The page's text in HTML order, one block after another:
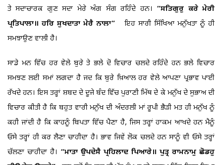
ਤੇ ਸਦਾਚਾਰਕ ਗੁਣ ਸਦਾ ਮੇਰੇ ਅੰਗ ਸੰਗ ਰਹਿੰਦੇ ਹਨ। “ਸਤਿਗੁਰੁ ਕਰੇ ਮੇਰੀ
ਪ੍ਰਤਿਪਾਲਾ॥ ਹਰਿ ਸੁਖਦਾਤਾ ਮੇਰੈ ਨਾਲਾ” ਇਹ ਸਾਰੀ ਸਿੱਖਿਆ ਮਨੁੱਖਤਾ ਨੂੰ ਹੀ
ਸਮਝਾਉਣ ਵਾਲੀ ਹੈ।
ਸਾਡੇ ਮਨ ਵਿੱਚ ਹਰ ਵੇਲੇ ਬੁਰੇ ਤੇ ਭਲੇ ਦੋ ਵਿਚਾਰ ਚਲਦੇ ਰਹਿੰਦੇ ਹਨ ਭਲੇ ਵਿਚਾਰ
ਸਮਝਣ ਲਈ ਸਮਾਂ ਲਗਦਾ ਹੈ ਜਦ ਕਿ ਬੁਰੇ ਖ਼ਿਆਲ ਹਰ ਵੇਲੇ ਆਪਣਾ ਪ੍ਰਭਾਵ ਪਾਈ
ਰੱਖਦੇ ਹਨ। ਇਸ ਤਰ੍ਹਾਂ ਸ਼ਬਦ ਦੇ ਦੂਜੇ ਬੰਦ ਵਿੱਚ ਪੁਰਾਣੀ ਮਿੱਥ ਦੇ ਕੇ ਮਨੁੱਖ ਦੇ ਸੁਭਾਅ ਦੀ
ਵਿਚਾਰ ਕੀਤੀ ਹੈ ਕਿ ਬਹੁਤ ਵਾਰੀ ਮਨੁੱਖ ਦੀ ਅੰਦਰਲੀ ਮਾਂ ਰੂਪੀ ਭੈੜੀ ਮਤ ਹੀ ਮਨੁੱਖ ਨੂੰ
ਕਹੀ ਜਾਂਦੀ ਹੈ ਕਿ ਕਾਹਨੂੰ ਬਿਪਤਾ ਵਿੱਚ ਪੈਣਾ ਹੈ, ਜਿਸ ਤਰ੍ਹਾਂ ਹਾਕਮ ਆਖਦੇ ਹਨ ਮੈਨੂੰ
ਓਸੇ ਤਰ੍ਹਾਂ ਹੀ ਕਰ ਲੈਣਾ ਚਾਹੀਦਾ ਹੈ। ਭਾਵ ਜਿਵੇਂ ਲੋਕ ਚਲਦੇ ਹਨ ਸਾਨੂੰ ਵੀ ਓਸੇ ਤਰ੍ਹਾਂ
ਚੱਲਣਾ ਚਾਹੀਦਾ ਹੈ। “ਮਾਤਾ ਉਪਦੇਸੈ ਪ੍ਰਹਿਲਾਦ ਪਿਆਰੇ॥ ਪੁਤ੍ਰ ਰਾਮਨਾਮੁ ਛੋਡਹੁ